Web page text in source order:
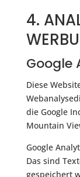
4.
Google
Diese
die Google
Mountain
Google
Das sind
gespeichert